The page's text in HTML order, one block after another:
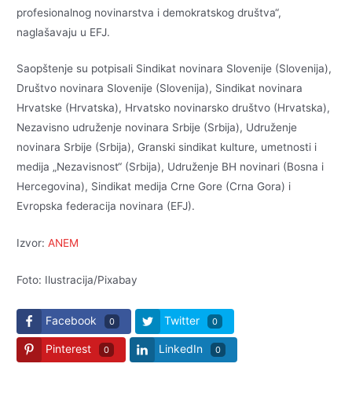
profesionalnog novinarstva i demokratskog društva“,
naglašavaju u EFJ.
Saopštenje su potpisali Sindikat novinara Slovenije (Slovenija),
Društvo novinara Slovenije (Slovenija), Sindikat novinara
Hrvatske (Hrvatska), Hrvatsko novinarsko društvo (Hrvatska),
Nezavisno udruženje novinara Srbije (Srbija), Udruženje
novinara Srbije (Srbija), Granski sindikat kulture, umetnosti i
medija „Nezavisnost“ (Srbija), Udruženje BH novinari (Bosna i
Hercegovina), Sindikat medija Crne Gore (Crna Gora) i
Evropska federacija novinara (EFJ).
Izvor: ANEM
Foto: Ilustracija/Pixabay
Facebook 0 Twitter 0
Pinterest 0 LinkedIn 0